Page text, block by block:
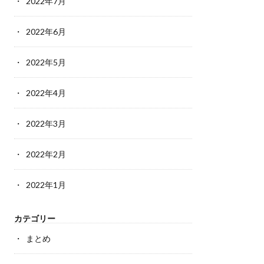
2022年6月
2022年5月
2022年4月
2022年3月
2022年2月
2022年1月
カテゴリー
まとめ